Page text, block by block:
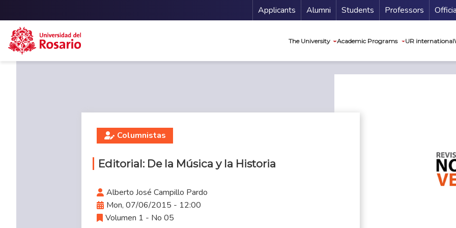
Menu Secundario
Applicants Alumni Students Professors
The University Academic Programs UR international
Columnistas
Editorial: De la Música y la Historia
Alberto José Campillo Pardo
Mon, 07/06/2015 - 12:00
Volumen 1 - No 05